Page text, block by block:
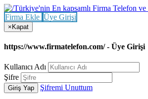
Firma Ekle Üye Girişi
× Kapat
https://www.firmatelefon.com/ - Üye Girişi
Kullanıcı Adı
Şifre
Giriş Yap Şifremi Unuttum